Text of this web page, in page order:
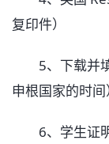
复印件）
5、下载并填
申根国家的时间
6、学生证明